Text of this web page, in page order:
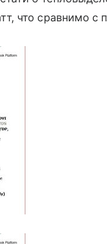
что сравнимо с